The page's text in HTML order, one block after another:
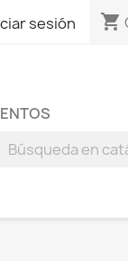
sesión shopping_cart